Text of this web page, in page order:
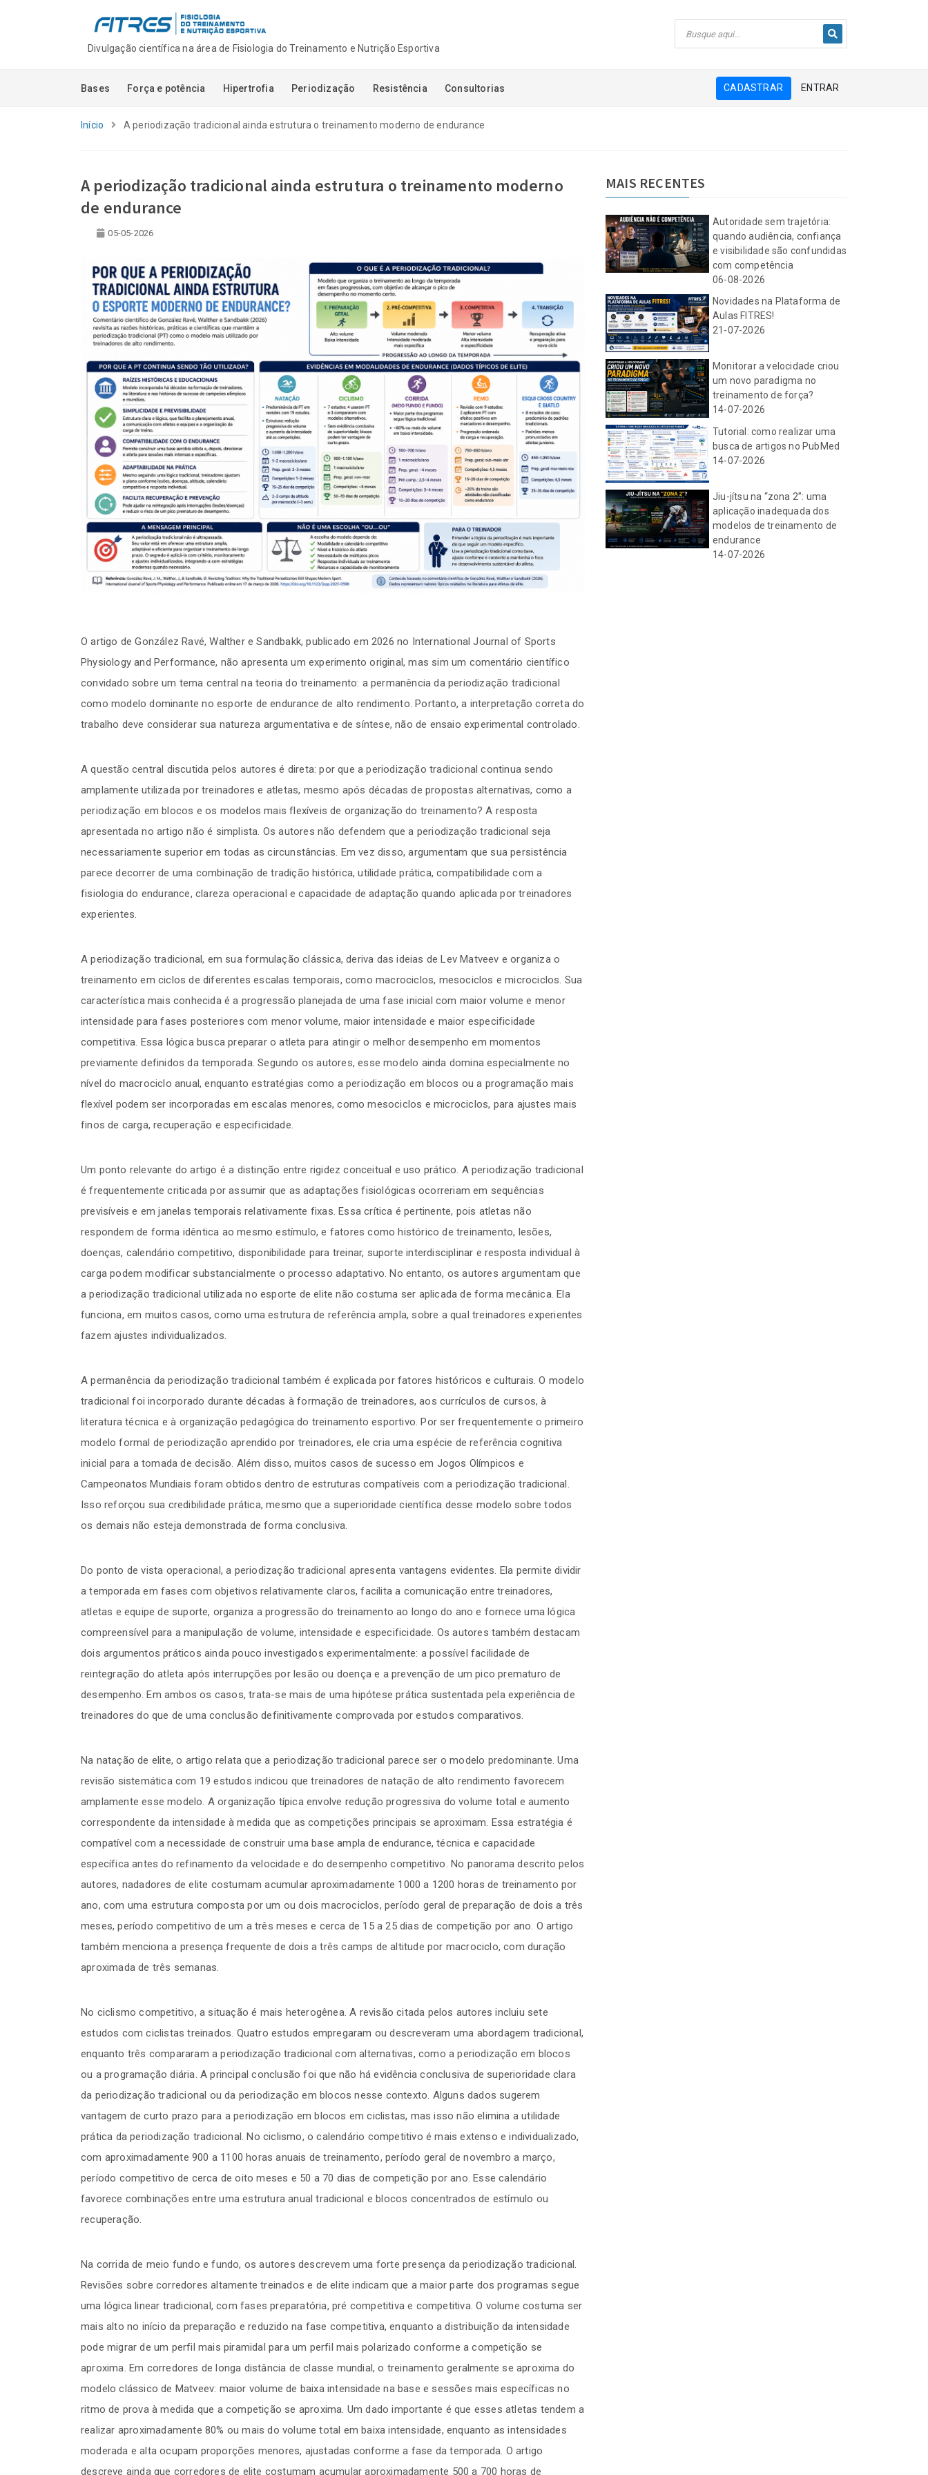
Divulgação científica na área de Fisiologia do Treinamento e Nutrição Esportiva
Bases Força e potência Hipertrofia Periodização Resistência Consultorias CADASTRAR ENTRAR
Início A periodização tradicional ainda estrutura o treinamento moderno de endurance
A periodização tradicional ainda estrutura o treinamento moderno
de endurance
05-05-2026
O artigo de González Ravé, Walther e Sandbakk, publicado em 2026 no International Journal of Sports
Physiology and Performance, não apresenta um experimento original, mas sim um comentário científico
convidado sobre um tema central na teoria do treinamento: a permanência da periodização tradicional
como modelo dominante no esporte de endurance de alto rendimento. Portanto, a interpretação correta do
trabalho deve considerar sua natureza argumentativa e de síntese, não de ensaio experimental controlado.
A questão central discutida pelos autores é direta: por que a periodização tradicional continua sendo
amplamente utilizada por treinadores e atletas, mesmo após décadas de propostas alternativas, como a
periodização em blocos e os modelos mais flexíveis de organização do treinamento? A resposta
apresentada no artigo não é simplista. Os autores não defendem que a periodização tradicional seja
necessariamente superior em todas as circunstâncias. Em vez disso, argumentam que sua persistência
parece decorrer de uma combinação de tradição histórica, utilidade prática, compatibilidade com a
fisiologia do endurance, clareza operacional e capacidade de adaptação quando aplicada por treinadores
experientes.
A periodização tradicional, em sua formulação clássica, deriva das ideias de Lev Matveev e organiza o
treinamento em ciclos de diferentes escalas temporais, como macrociclos, mesociclos e microciclos. Sua
característica mais conhecida é a progressão planejada de uma fase inicial com maior volume e menor
intensidade para fases posteriores com menor volume, maior intensidade e maior especificidade
competitiva. Essa lógica busca preparar o atleta para atingir o melhor desempenho em momentos
previamente definidos da temporada. Segundo os autores, esse modelo ainda domina especialmente no
nível do macrociclo anual, enquanto estratégias como a periodização em blocos ou a programação mais
flexível podem ser incorporadas em escalas menores, como mesociclos e microciclos, para ajustes mais
finos de carga, recuperação e especificidade.
Um ponto relevante do artigo é a distinção entre rigidez conceitual e uso prático. A periodização tradicional
é frequentemente criticada por assumir que as adaptações fisiológicas ocorreriam em sequências
previsíveis e em janelas temporais relativamente fixas. Essa crítica é pertinente, pois atletas não
respondem de forma idêntica ao mesmo estímulo, e fatores como histórico de treinamento, lesões,
doenças, calendário competitivo, disponibilidade para treinar, suporte interdisciplinar e resposta individual à
carga podem modificar substancialmente o processo adaptativo. No entanto, os autores argumentam que
a periodização tradicional utilizada no esporte de elite não costuma ser aplicada de forma mecânica. Ela
funciona, em muitos casos, como uma estrutura de referência ampla, sobre a qual treinadores experientes
fazem ajustes individualizados.
A permanência da periodização tradicional também é explicada por fatores históricos e culturais. O modelo
tradicional foi incorporado durante décadas à formação de treinadores, aos currículos de cursos, à
literatura técnica e à organização pedagógica do treinamento esportivo. Por ser frequentemente o primeiro
modelo formal de periodização aprendido por treinadores, ele cria uma espécie de referência cognitiva
inicial para a tomada de decisão. Além disso, muitos casos de sucesso em Jogos Olímpicos e
Campeonatos Mundiais foram obtidos dentro de estruturas compatíveis com a periodização tradicional.
Isso reforçou sua credibilidade prática, mesmo que a superioridade científica desse modelo sobre todos
os demais não esteja demonstrada de forma conclusiva.
Do ponto de vista operacional, a periodização tradicional apresenta vantagens evidentes. Ela permite dividir
a temporada em fases com objetivos relativamente claros, facilita a comunicação entre treinadores,
atletas e equipe de suporte, organiza a progressão do treinamento ao longo do ano e fornece uma lógica
compreensível para a manipulação de volume, intensidade e especificidade. Os autores também destacam
dois argumentos práticos ainda pouco investigados experimentalmente: a possível facilidade de
reintegração do atleta após interrupções por lesão ou doença e a prevenção de um pico prematuro de
desempenho. Em ambos os casos, trata-se mais de uma hipótese prática sustentada pela experiência de
treinadores do que de uma conclusão definitivamente comprovada por estudos comparativos.
Na natação de elite, o artigo relata que a periodização tradicional parece ser o modelo predominante. Uma
revisão sistemática com 19 estudos indicou que treinadores de natação de alto rendimento favorecem
amplamente esse modelo. A organização típica envolve redução progressiva do volume total e aumento
correspondente da intensidade à medida que as competições principais se aproximam. Essa estratégia é
compatível com a necessidade de construir uma base ampla de endurance, técnica e capacidade
específica antes do refinamento da velocidade e do desempenho competitivo. No panorama descrito pelos
autores, nadadores de elite costumam acumular aproximadamente 1000 a 1200 horas de treinamento por
ano, com uma estrutura composta por um ou dois macrociclos, período geral de preparação de dois a três
meses, período competitivo de um a três meses e cerca de 15 a 25 dias de competição por ano. O artigo
também menciona a presença frequente de dois a três camps de altitude por macrociclo, com duração
aproximada de três semanas.
No ciclismo competitivo, a situação é mais heterogênea. A revisão citada pelos autores incluiu sete
estudos com ciclistas treinados. Quatro estudos empregaram ou descreveram uma abordagem tradicional,
enquanto três compararam a periodização tradicional com alternativas, como a periodização em blocos
ou a programação diária. A principal conclusão foi que não há evidência conclusiva de superioridade clara
da periodização tradicional ou da periodização em blocos nesse contexto. Alguns dados sugerem
vantagem de curto prazo para a periodização em blocos em ciclistas, mas isso não elimina a utilidade
prática da periodização tradicional. No ciclismo, o calendário competitivo é mais extenso e individualizado,
com aproximadamente 900 a 1100 horas anuais de treinamento, período geral de novembro a março,
período competitivo de cerca de oito meses e 50 a 70 dias de competição por ano. Esse calendário
favorece combinações entre uma estrutura anual tradicional e blocos concentrados de estímulo ou
recuperação.
Na corrida de meio fundo e fundo, os autores descrevem uma forte presença da periodização tradicional.
Revisões sobre corredores altamente treinados e de elite indicam que a maior parte dos programas segue
uma lógica linear tradicional, com fases preparatória, pré competitiva e competitiva. O volume costuma ser
mais alto no início da preparação e reduzido na fase competitiva, enquanto a distribuição da intensidade
pode migrar de um perfil mais piramidal para um perfil mais polarizado conforme a competição se
aproxima. Em corredores de longa distância de classe mundial, o treinamento geralmente se aproxima do
modelo clássico de Matveev: maior volume de baixa intensidade na base e sessões mais específicas no
ritmo de prova à medida que a competição se aproxima. Um dado importante é que esses atletas tendem a
realizar aproximadamente 80% ou mais do volume total em baixa intensidade, enquanto as intensidades
moderada e alta ocupam proporções menores, ajustadas conforme a fase da temporada. O artigo
descreve ainda que corredores de elite costumam acumular aproximadamente 500 a 700 horas de
MAIS RECENTES
com competência
06-08-2026
Novidades na Plataforma de
Aulas FITRES!
21-07-2026
Monitorar a velocidade criou
um novo paradigma no
treinamento de força?
14-07-2026
Tutorial: como realizar uma
busca de artigos no PubMed
14-07-2026
Jiu-jítsu na “zona 2”: uma
aplicação inadequada dos
modelos de treinamento de
endurance
14-07-2026
com competência
Novidades na Plataforma de
Aulas FITRES!
21-07-2026
Monitorar a velocidade criou
um novo paradigma no
treinamento de força?
14-07-2026
Tutorial: como realizar uma
busca de artigos no PubMed
14-07-2026
Jiu-jítsu na “zona 2”: uma
modelos de treinamento de
endurance
14-07-2026
Autoridade sem trajetória:
quando audiência, confiança
e visibilidade são confundidas
com competência
06-08-2026
Novidades na Plataforma de
Aulas FITRES!
21-07-2026
Monitorar a velocidade criou
um novo paradigma no
treinamento de força?
14-07-2026
Tutorial: como realizar uma
busca de artigos no PubMed
14-07-2026
Jiu-jítsu na “zona 2”: uma
aplicação inadequada dos
modelos de treinamento de
endurance
14-07-2026